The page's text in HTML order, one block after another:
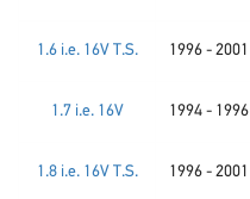
1.6 i.e. 16V T.S. 1996 - 2001
1.7 i.e. 16V 1994 - 1996
1.8 i.e. 16V T.S. 1996 - 2001